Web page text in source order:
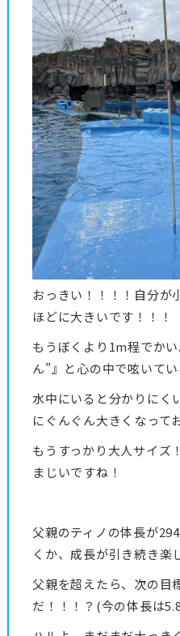
おっきい！！！！自分が
ほどに大きいです！！！
もうぼくより1m程でか
ん”』と心の中で呟いて
水中にいると分かりにく
にぐんぐん大きくなって
もうすっかり大人サイズ
まじいですね！
父親のティノの体長が
くか、成長が引き続き楽
父親を超えたら、次の目
だ！！！？(今の体長は